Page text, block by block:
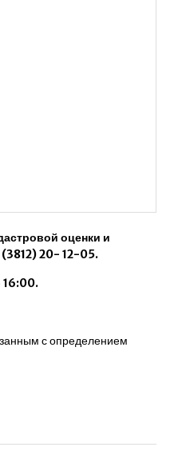
оценки и
20- 12-05.
16:00.
с определением